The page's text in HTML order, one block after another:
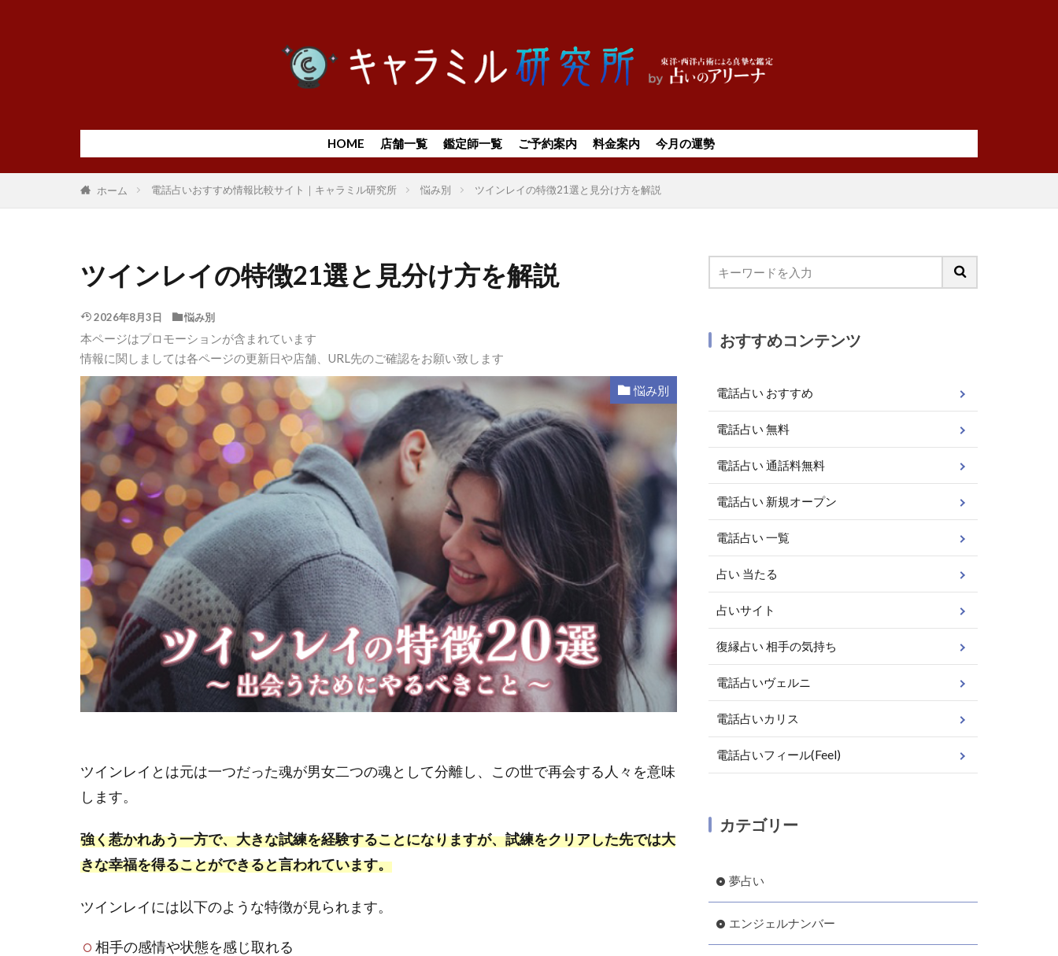
HOME 店舗一覧 鑑定師一覧 ご予約案内 料金案内 今月の運勢
ホーム 電話占いおすすめ情報比較サイト｜キャラミル研究所 悩み別 ツインレイの特徴21選と見分け方を解説
ツインレイの特徴21選と見分け方を解説
2026年8月3日 悩み別
本ページはプロモーションが含まれています
情報に関しましては各ページの更新日や店舗、URL先のご確認をお願い致します
悩み別
ツインレイとは元は一つだった魂が男女二つの魂として分離し、この世で再会する人々を意味
します。
強く惹かれあう一方で、大きな試練を経験することになりますが、試練をクリアした先では大
きな幸福を得ることができると言われています。
ツインレイには以下のような特徴が見られます。
相手の感情や状態を感じ取れる
おすすめコンテンツ
電話占い おすすめ
電話占い 無料
電話占い 通話料無料
電話占い 新規オープン
電話占い 一覧
占い 当たる
占いサイト
復縁占い 相手の気持ち
電話占いヴェルニ
電話占いカリス
電話占いフィール(Feel)
カテゴリー
夢占い
エンジェルナンバー